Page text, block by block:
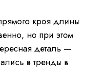
кроя длины
но при этом
деталь —
в тренды в